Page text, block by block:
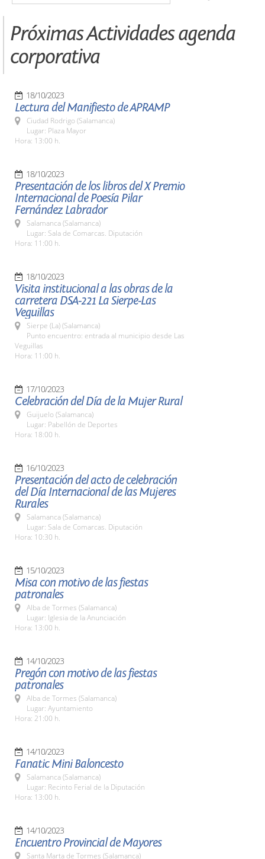
Próximas Actividades agenda
corporativa
18/10/2023
Lectura del Manifiesto de APRAMP
Ciudad Rodrigo (Salamanca)
Lugar: Plaza Mayor
Hora: 13:00 h.
18/10/2023
Presentación de los libros del X Premio
Internacional de Poesía Pilar
Fernández Labrador
Salamanca (Salamanca)
Lugar: Sala de Comarcas. Diputación
Hora: 11:00 h.
18/10/2023
Visita institucional a las obras de la
carretera DSA-221 La Sierpe-Las
Veguillas
Sierpe (La) (Salamanca)
Punto encuentro: entrada al municipio desde Las
Veguillas
Hora: 11:00 h.
17/10/2023
Celebración del Día de la Mujer Rural
Guijuelo (Salamanca)
Lugar: Pabellón de Deportes
Hora: 18:00 h.
16/10/2023
Presentación del acto de celebración
del Día Internacional de las Mujeres
Rurales
Salamanca (Salamanca)
Lugar: Sala de Comarcas. Diputación
Hora: 10:30 h.
15/10/2023
Misa con motivo de las fiestas
patronales
Alba de Tormes (Salamanca)
Lugar: Iglesia de la Anunciación
Hora: 13:00 h.
14/10/2023
Pregón con motivo de las fiestas
patronales
Alba de Tormes (Salamanca)
Lugar: Ayuntamiento
Hora: 21:00 h.
14/10/2023
Fanatic Mini Baloncesto
Salamanca (Salamanca)
Lugar: Recinto Ferial de la Diputación
Hora: 13:00 h.
14/10/2023
Encuentro Provincial de Mayores
Santa Marta de Tormes (Salamanca)